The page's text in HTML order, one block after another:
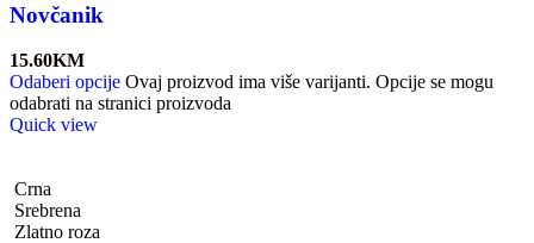
Novčanik
15.60KM
Odaberi opcije Ovaj proizvod ima više varijanti. Opcije se mogu
odabrati na stranici proizvoda
Quick view
Crna
Srebrena
Zlatno roza